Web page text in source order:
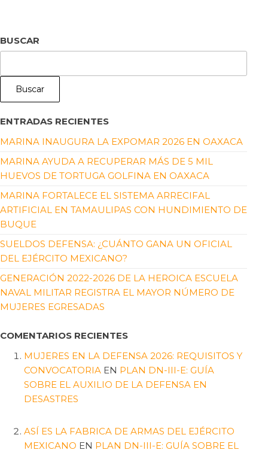
BUSCAR
Buscar
ENTRADAS RECIENTES
MARINA INAUGURA LA EXPOMAR 2026 EN OAXACA
MARINA AYUDA A RECUPERAR MÁS DE 5 MIL
HUEVOS DE TORTUGA GOLFINA EN OAXACA
MARINA FORTALECE EL SISTEMA ARRECIFAL
ARTIFICIAL EN TAMAULIPAS CON HUNDIMIENTO DE
BUQUE
SUELDOS DEFENSA: ¿CUÁNTO GANA UN OFICIAL
DEL EJÉRCITO MEXICANO?
GENERACIÓN 2022-2026 DE LA HEROICA ESCUELA
NAVAL MILITAR REGISTRA EL MAYOR NÚMERO DE
MUJERES EGRESADAS
COMENTARIOS RECIENTES
MUJERES EN LA DEFENSA 2026: REQUISITOS Y
CONVOCATORIA EN PLAN DN-III-E: GUÍA
SOBRE EL AUXILIO DE LA DEFENSA EN
DESASTRES
ASÍ ES LA FABRICA DE ARMAS DEL EJÉRCITO
MEXICANO EN PLAN DN-III-E: GUÍA SOBRE EL